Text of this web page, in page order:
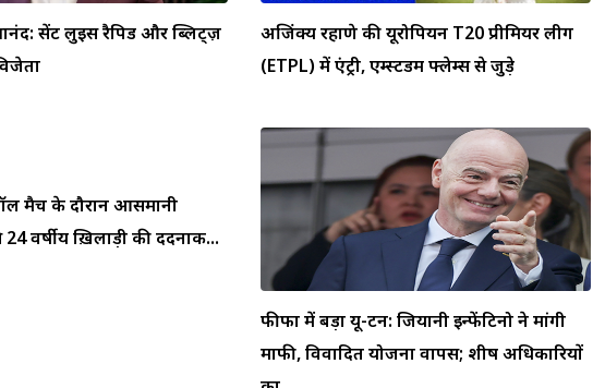
सेंट लुइस रैपिड और ब्लिट्ज़
अजिंक्य रहाणे की यूरोपियन T20 प्रीमियर लीग
(ETPL) में एंट्री, एम्स्टर्डम फ्लेम्स से जुड़े
मैच के दौरान आसमानी
वर्षीय ख़िलाड़ी की दर्दनाक...
फीफा में बड़ा यू-टर्न: जियानी इन्फेंटिनो ने मांगी
माफी, विवादित योजना वापस; शीर्ष अधिकारियों